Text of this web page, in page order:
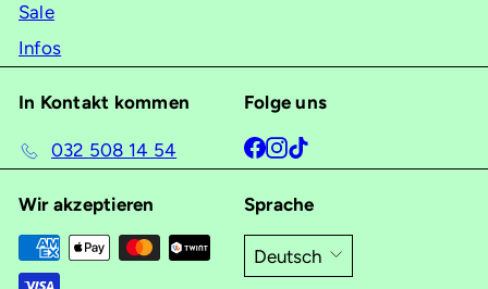
Sale
Infos
In Kontakt kommen
032 508 14 54
Folge uns
Facebook
Instagram
Wir akzeptieren Sprache
Deutsch